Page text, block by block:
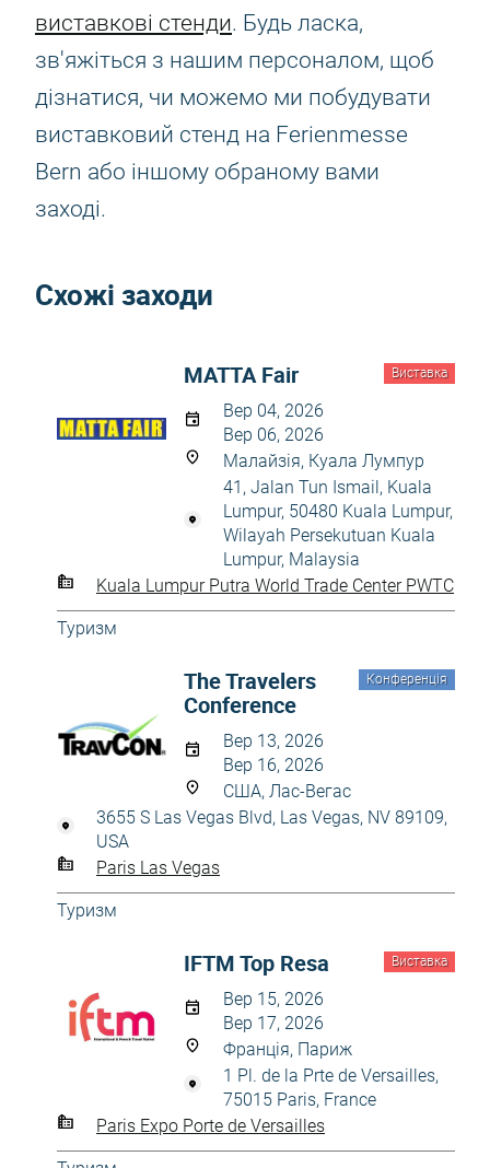
виставкові стенди. Будь ласка,
зв'яжіться з нашим персоналом, щоб
дізнатися, чи можемо ми побудувати
виставковий стенд на Ferienmesse
Bern або іншому обраному вами
заході.
Схожі заходи
Виставка
MATTA Fair
Вер 04, 2026
Вер 06, 2026
Малайзія, Куала Лумпур
41, Jalan Tun Ismail, Kuala
Lumpur, 50480 Kuala Lumpur,
Wilayah Persekutuan Kuala
Lumpur, Malaysia
Kuala Lumpur Putra World Trade Center PWTC
Туризм
Конференція
The Travelers
Conference
Вер 13, 2026
Вер 16, 2026
США, Лас-Вегас
3655 S Las Vegas Blvd, Las Vegas, NV 89109,
USA
Paris Las Vegas
Туризм
Виставка
IFTM Top Resa
Вер 15, 2026
Вер 17, 2026
Франція, Париж
1 Pl. de la Prte de Versailles,
75015 Paris, France
Paris Expo Porte de Versailles